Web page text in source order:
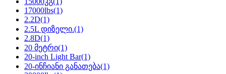
17000lbs(1)
2.2D(1)
2.5L დიზელი.(1)
2.8D(1)
20 მეტრი(1)
20-inch Light Bar(1)
20-ინჩიანი განათება(1)